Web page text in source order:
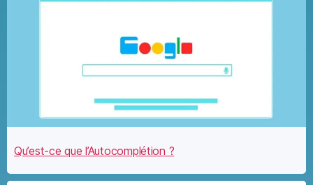
Qu’est-ce que l’Autocomplétion ?